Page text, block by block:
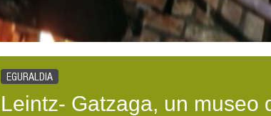
EGURALDIA
Leintz- Gatzaga, un museo